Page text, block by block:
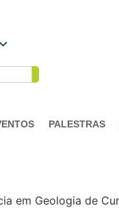
PALESTRAS
em Geologia de